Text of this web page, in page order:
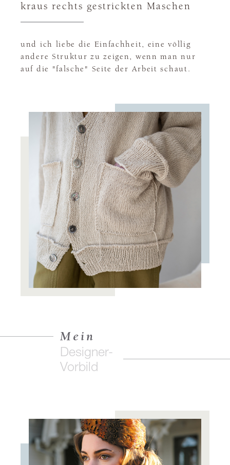
kraus rechts gestrickten Maschen
und ich liebe die Einfachheit, eine völlig
andere Struktur zu zeigen, wenn man nur
auf die "falsche" Seite der Arbeit schaut.
Mein
Designer-
Vorbild